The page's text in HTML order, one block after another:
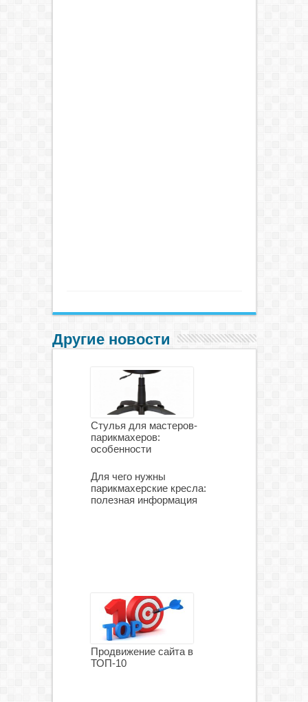
Другие новости
Стулья для мастеров-
парикмахеров:
особенности
Для чего нужны
парикмахерские кресла:
полезная информация
Продвижение сайта в
ТОП-10